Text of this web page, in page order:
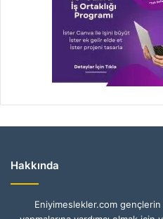
Hakkında
Eniyimeslekler.com